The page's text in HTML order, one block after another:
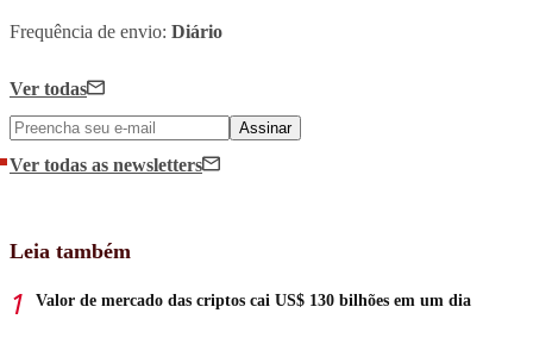
Frequência de envio: Diário
Ver todas
Assinar
Ver todas as newsletters
Leia também
Valor de mercado das criptos cai US$ 130 bilhões em um dia